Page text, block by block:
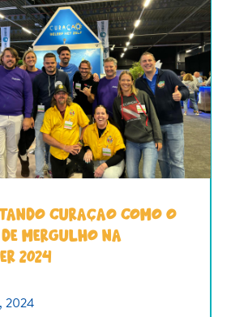
CURAÇAO COMO O
MERGULHO NA
2024
2024